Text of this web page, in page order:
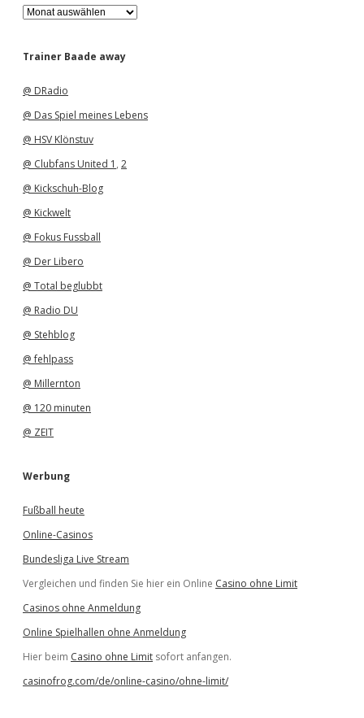
A
r
h
Trainer Baade away
@ DRadio
@ Das Spiel meines Lebens
@ HSV Klönstuv
@ Clubfans United 1 , 2
@ Kickschuh-Blog
@ Kickwelt
@ Fokus Fussball
@ Der Libero
@ Total beglubbt
@ Radio DU
@ Stehblog
@ fehlpass
@ Millernton
@ 120 minuten
@ ZEIT
Werbung
Fußball heute
Online-Casinos
Bundesliga Live Stream
Vergleichen und finden Sie hier ein Online Casino ohne Limit
Casinos ohne Anmeldung
Online Spielhallen ohne Anmeldung
Hier beim Casino ohne Limit sofort anfangen.
casinofrog.com/de/online-casino/ohne-limit/